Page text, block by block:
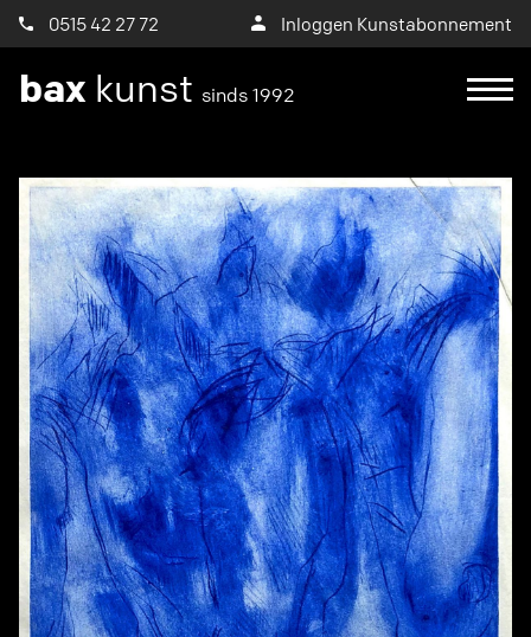
0515 42 27 72 Inloggen Kunstabonnement
bax kunst sinds 1992